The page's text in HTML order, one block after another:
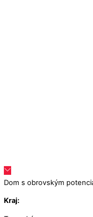
Dom s obrovským
Kraj: